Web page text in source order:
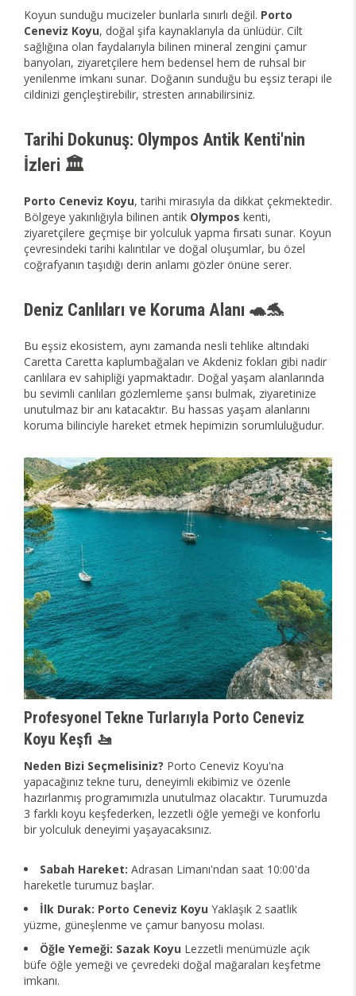
Koyun sunduğu mucizeler bunlarla sınırlı değil. Porto
Ceneviz Koyu, doğal şifa kaynaklarıyla da ünlüdür. Cilt
sağlığına olan faydalarıyla bilinen mineral zengini çamur
banyoları, ziyaretçilere hem bedensel hem de ruhsal bir
yenilenme imkanı sunar. Doğanın sunduğu bu eşsiz terapi ile
cildinizi gençleştirebilir, stresten arınabilirsiniz.
Tarihi Dokunuş: Olympos Antik Kenti'nin
İzleri 🏛️
Porto Ceneviz Koyu, tarihi mirasıyla da dikkat çekmektedir.
Bölgeye yakınlığıyla bilinen antik Olympos kenti,
ziyaretçilere geçmişe bir yolculuk yapma fırsatı sunar. Koyun
çevresindeki tarihi kalıntılar ve doğal oluşumlar, bu özel
coğrafyanın taşıdığı derin anlamı gözler önüne serer.
Deniz Canlıları ve Koruma Alanı 🐢🐬
Bu eşsiz ekosistem, aynı zamanda nesli tehlike altındaki
Caretta Caretta kaplumbağaları ve Akdeniz fokları gibi nadir
canlılara ev sahipliği yapmaktadır. Doğal yaşam alanlarında
bu sevimli canlıları gözlemleme şansı bulmak, ziyaretinize
unutulmaz bir anı katacaktır. Bu hassas yaşam alanlarını
koruma bilinciyle hareket etmek hepimizin sorumluluğudur.
Profesyonel Tekne Turlarıyla Porto Ceneviz
Koyu Keşfi 🚤
Neden Bizi Seçmelisiniz? Porto Ceneviz Koyu'na
yapacağınız tekne turu, deneyimli ekibimiz ve özenle
hazırlanmış programımızla unutulmaz olacaktır. Turumuzda
3 farklı koyu keşfederken, lezzetli öğle yemeği ve konforlu
bir yolculuk deneyimi yaşayacaksınız.
Sabah Hareket: Adrasan Limanı'ndan saat 10:00'da
hareketle turumuz başlar.
İlk Durak: Porto Ceneviz Koyu Yaklaşık 2 saatlik
yüzme, güneşlenme ve çamur banyosu molası.
Öğle Yemeği: Sazak Koyu Lezzetli menümüzle açık
büfe öğle yemeği ve çevredeki doğal mağaraları keşfetme
imkanı.